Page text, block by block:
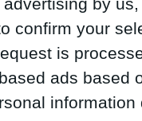
confirm your
is
ads based